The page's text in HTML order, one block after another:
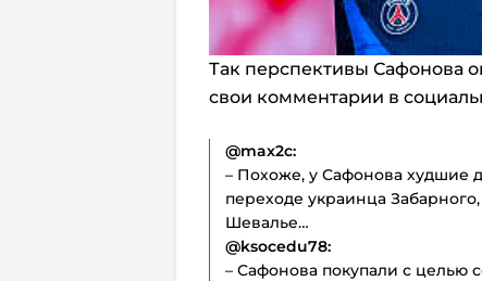
Так перспективы Сафонова
свои комментарии в
@max2c:
– Похоже, у Сафонова худшие
переходе украинца
Шевалье…
@ksocedu78:
– Сафонова покупали с целью